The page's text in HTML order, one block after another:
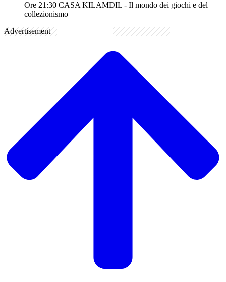
Ore 21:30 CASA KILAMDIL - Il mondo dei giochi e del
collezionismo
Advertisement